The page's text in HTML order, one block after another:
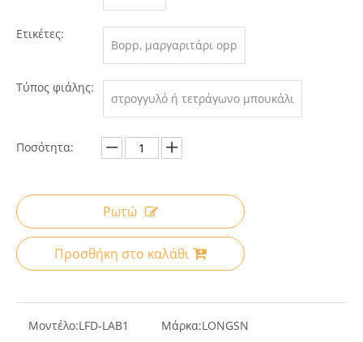
Ετικέτες:
Bopp, μαργαριτάρι opp
Τύπος φιάλης:
στρογγυλό ή τετράγωνο μπουκάλι
Ποσότητα:
Ρωτώ
Προσθήκη στο καλάθι
Μοντέλο:LFD-LAB1 Μάρκα:LONGSN